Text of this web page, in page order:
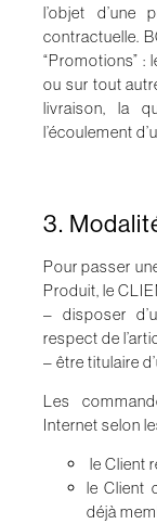
l’objet d’une
contractuelle.
“Promotions” :
ou sur tout
livraison, la
l’écoulement
3.
Pour passer
Produit, le
– disposer
respect de
– être titulaire
Les
Internet selon
le Client
le Client
déjà